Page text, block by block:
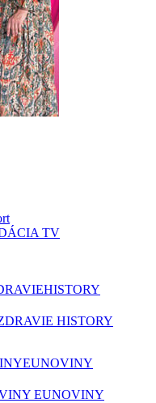
TV
HISTORY
HISTORY
EUNOVINY
EUNOVINY